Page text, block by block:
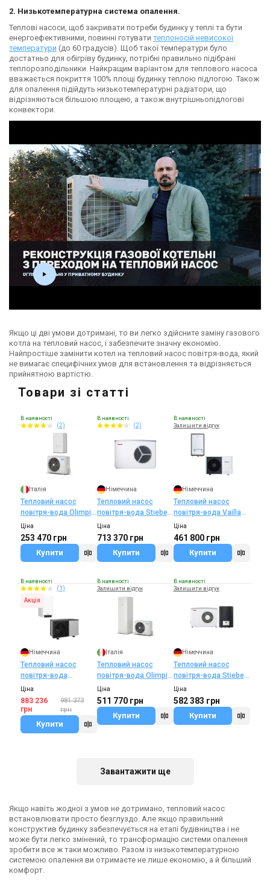
2. Низькотемпературна система опалення.
Теплові насоси, щоб закривати потреби будинку у теплі та бути
енергоефективними, повинні готувати теплоносій невисокої
температури (до 60 градусів). Щоб такої температури було
достатньо для обігріву будинку, потрібні правильно підібрані
теплорозподільники. Найкращим варіантом для теплового насоса
вважається покриття 100% площі будинку теплою підлогою. Також
для опалення підійдуть низькотемпературні радіатори, що
відрізняються більшою площею, а також внутрішньопідлогові
конвектори.
Якщо ці дві умови дотримані, то ви легко здійсните заміну газового
котла на тепловий насос, і забезпечите значну економію.
Найпростіше замінити котел на тепловий насос повітря-вода, який
не вимагає специфічних умов для встановлення та відрізняється
прийнятною вартістю.
Товари зі статті
В наявності
(2)
Італія
Тепловий насос
повітря-вода Olimpia
Splendid Sherpa S3
Ціна
253 470 грн
Купити
В наявності
(2)
Німеччина
Тепловий насос
повітря-вода Stiebel
Eltron HPA-O 13
Premium
Ціна
713 370 грн
Купити
В наявності
Залишити відгук
Німеччина
Тепловий насос
повітря-вода Vaillant
aroTHERM VWL 105/5
AS/IS 400V
Ціна
461 800 грн
Купити
В наявності
(1)
Акція
Німеччина
Тепловий насос
повітря-вода
Viessmann AWB-E-AC
400V 201.D13
Ціна
883 236
грн
981 373
грн
Купити
В наявності
Залишити відгук
Італія
Тепловий насос
повітря-вода Olimpia
Splendid Sherpa S3
Aquadue Tower
Ціна
511 770 грн
Купити
В наявності
Залишити відгук
Німеччина
Тепловий насос
повітря-вода Stiebel
Eltron HPA-O 8 CS
PLUS FLEX SET
Ціна
582 383 грн
Купити
Тепловий насос
повітря-вода Olimpia
Splendid Sherpa S3
Aquadue
Ціна
385 035 грн
Німеччина
Тепловий насос
повітря-вода Vaillant
aroTHERM VWL 55/5
AS 230V
Ціна
Ціна за запитом
Завантажити ще
Якщо навіть жодної з умов не дотримано, тепловий насос
встановлювати просто безглуздо. Але якщо правильний
конструктив будинку забезпечується на етапі будівництва і не
може бути легко змінений, то трансформацію системи опалення
зробити все ж таки можливо. Разом із низькотемпературною
системою опалення ви отримаєте не лише економію, а й більший
комфорт.